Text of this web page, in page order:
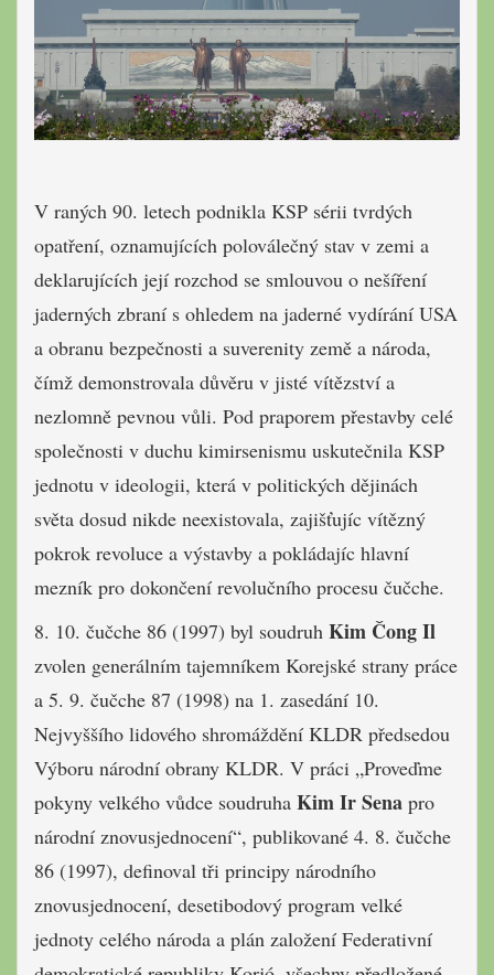
V raných 90. letech podnikla KSP sérii tvrdých
opatření, oznamujících poloválečný stav v zemi a
deklarujících její rozchod se smlouvou o nešíření
jaderných zbraní s ohledem na jaderné vydírání USA
a obranu bezpečnosti a suverenity země a národa,
čímž demonstrovala důvěru v jisté vítězství a
nezlomně pevnou vůli. Pod praporem přestavby celé
společnosti v duchu kimirsenismu uskutečnila KSP
jednotu v ideologii, která v politických dějinách
světa dosud nikde neexistovala, zajišťujíc vítězný
pokrok revoluce a výstavby a pokládajíc hlavní
mezník pro dokončení revolučního procesu čučche.
8. 10. čučche 86 (1997) byl soudruh Kim Čong Il
zvolen generálním tajemníkem Korejské strany práce
a 5. 9. čučche 87 (1998) na 1. zasedání 10.
Nejvyššího lidového shromáždění KLDR předsedou
Výboru národní obrany KLDR. V práci „Proveďme
pokyny velkého vůdce soudruha Kim Ir Sena pro
národní znovusjednocení“, publikované 4. 8. čučche
86 (1997), definoval tři principy národního
znovusjednocení, desetibodový program velké
jednoty celého národa a plán založení Federativní